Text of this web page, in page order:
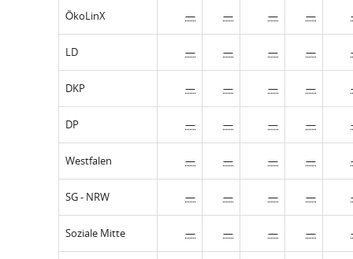
ÖkoLinX — — — —
LD — — — —
DKP — — — —
DP — — — —
Westfalen — — — —
SG - NRW — — — —
Soziale Mitte — — — —